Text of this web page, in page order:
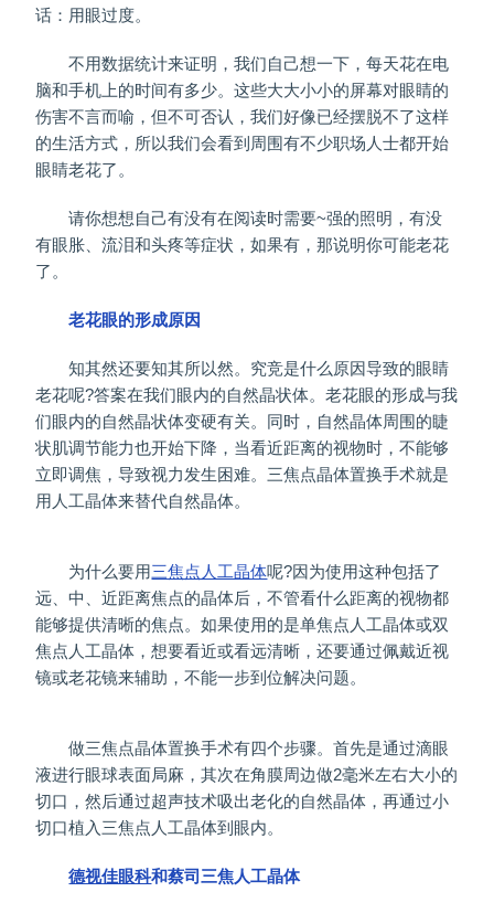
话：用眼过度。
不用数据统计来证明，我们自己想一下，每天花在电
脑和手机上的时间有多少。这些大大小小的屏幕对眼睛的
伤害不言而喻，但不可否认，我们好像已经摆脱不了这样
的生活方式，所以我们会看到周围有不少职场人士都开始
眼睛老花了。
请你想想自己有没有在阅读时需要~强的照明，有没
有眼胀、流泪和头疼等症状，如果有，那说明你可能老花
了。
老花眼的形成原因
知其然还要知其所以然。究竞是什么原因导致的眼睛
老花呢?答案在我们眼内的自然晶状体。老花眼的形成与我
们眼内的自然晶状体变硬有关。同时，自然晶体周围的睫
状肌调节能力也开始下降，当看近距离的视物时，不能够
立即调焦，导致视力发生困难。三焦点晶体置换手术就是
用人工晶体来替代自然晶体。
为什么要用三焦点人工晶体呢?因为使用这种包括了
远、中、近距离焦点的晶体后，不管看什么距离的视物都
能够提供清晰的焦点。如果使用的是单焦点人工晶体或双
焦点人工晶体，想要看近或看远清晰，还要通过佩戴近视
镜或老花镜来辅助，不能一步到位解决问题。
做三焦点晶体置换手术有四个步骤。首先是通过滴眼
液进行眼球表面局麻，其次在角膜周边做2毫米左右大小的
切口，然后通过超声技术吸出老化的自然晶体，再通过小
切口植入三焦点人工晶体到眼内。
德视佳眼科和蔡司三焦人工晶体